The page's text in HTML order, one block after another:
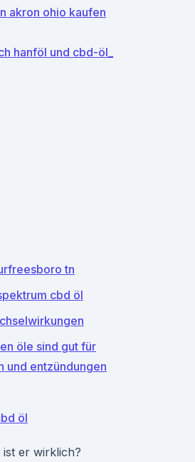
akron ohio kaufen
hanföl und cbd-öl_
tn
cbd öl
öle sind gut für
und entzündungen
öl
er wirklich?